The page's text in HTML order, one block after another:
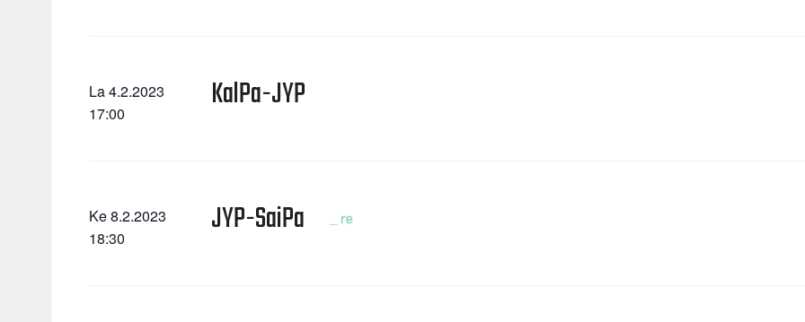
La 4.2.2023
17:00
KalPa-JYP
Ke 8.2.2023
18:30
JYP-SaiPa